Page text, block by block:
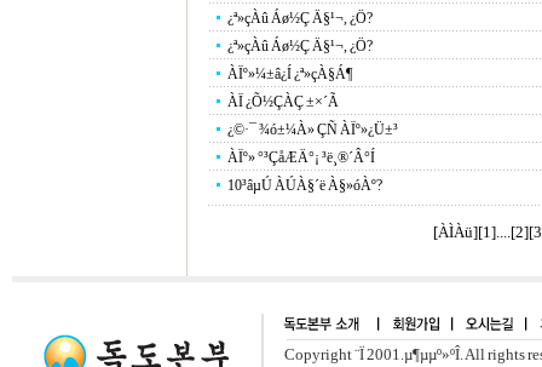
¿ª»çÀû Áø½Ç Ä§¹¬, ¿Ö?
¿ª»çÀû Áø½Ç Ä§¹¬, ¿Ö?
ÀÏº»¼­±â¿Í ¿ª»çÀ§Á¶
ÀÏ ¿Õ½ÇÀÇ ±×´Ã
¿©·¯ ¾ó±¼À» ÇÑ ÀÏº»¿Ü±³
ÀÏº» °³ÇåÆÄ°¡ ³ë¸®´Â°Í
10³âµÚ ÀÚÀ§´ë À§»óÀº?
[ÀÌÀü][1]....[2][3
Copyright ¨Ï 2001.µ¶µµº»ºÎ. All rights